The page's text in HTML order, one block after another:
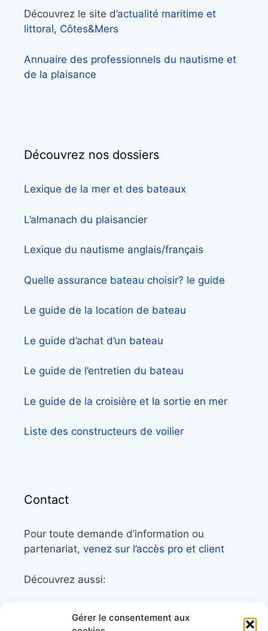
Gérer le consentement aux
Découvrez le site d’actualité maritime et
littoral, Côtes&Mers
Annuaire des professionnels du nautisme et
de la plaisance
Découvrez nos dossiers
Lexique de la mer et des bateaux
L’almanach du plaisancier
Lexique du nautisme anglais/français
Quelle assurance bateau choisir? le guide
Le guide de la location de bateau
Le guide d’achat d’un bateau
Le guide de l’entretien du bateau
Le guide de la croisière et la sortie en mer
Liste des constructeurs de voilier
Contact
Pour toute demande d’information ou
partenariat, venez sur l’accès pro et client
Découvrez aussi:
librairie maritime